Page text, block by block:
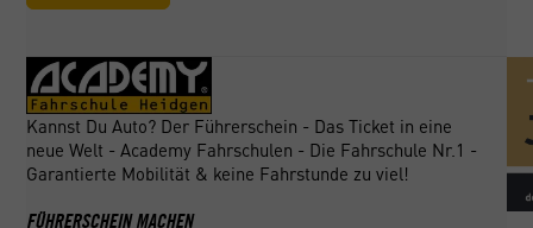
Kannst Du Auto? Der Führerschein - Das Ticket in eine
neue Welt - Academy Fahrschulen - Die Fahrschule Nr.1 -
Garantierte Mobilität & keine Fahrstunde zu viel!
FÜHRERSCHEIN MACHEN